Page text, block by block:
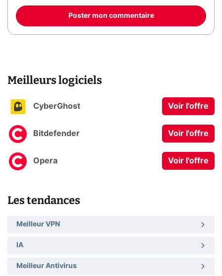
Poster mon commentaire
Meilleurs logiciels
CyberGhost Voir l'offre
Bitdefender Voir l'offre
Opera Voir l'offre
Les tendances
Meilleur VPN
IA
Meilleur Antivirus